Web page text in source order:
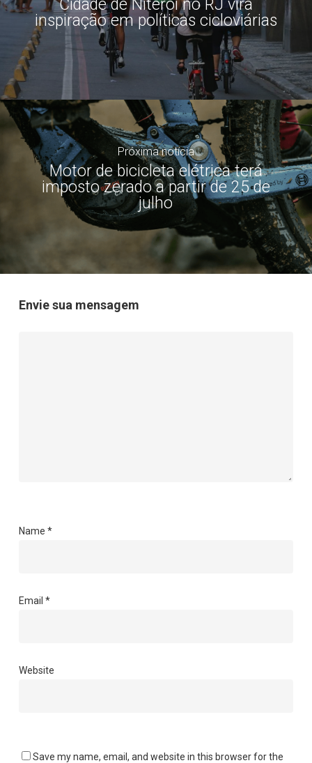
Cidade de Niterói no RJ vira
inspiração em políticas cicloviárias
Próxima notícia
Motor de bicicleta elétrica terá
imposto zerado a partir de 25 de
julho
Envie sua mensagem
Name *
Email *
Website
Save my name, email, and website in this browser for the